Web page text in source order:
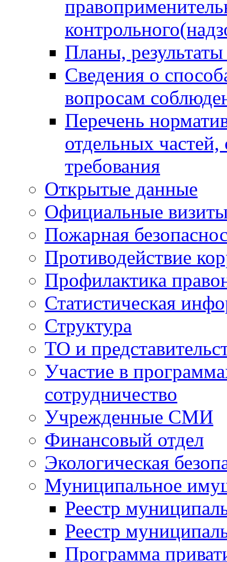
Планы,
Сведения о
вопросам
Перечень
отдельных
требования
Открытые данные
Официальные
Пожарная
Противодействие
Профилактика
Статистическая
Структура
ТО и
Участие в
сотрудничество
Учрежденные СМИ
Финансовый отдел
Экологическая
Муниципальное
Реестр
Реестр
Программа